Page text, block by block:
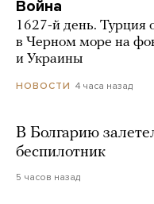
Война
1627-й день. Турция
в Черном море на
и Украины
НОВОСТИ 4 часа назад
В Болгарию
беспилотник
5 часов назад